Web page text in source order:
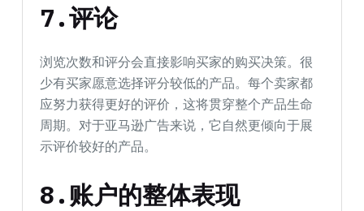
7.评论
浏览次数和评分会直接影响买家的购买决策。很
少有买家愿意选择评分较低的产品。每个卖家都
应努力获得更好的评价，这将贯穿整个产品生命
周期。对于亚马逊广告来说，它自然更倾向于展
示评价较好的产品。
8.账户的整体表现